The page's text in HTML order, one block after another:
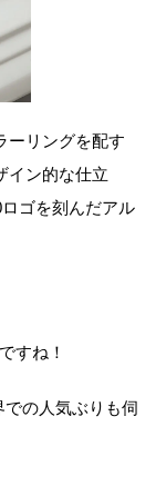
ーリングを配す
イン的な仕立
ゴを刻んだアル
すね！
での人気ぶりも伺